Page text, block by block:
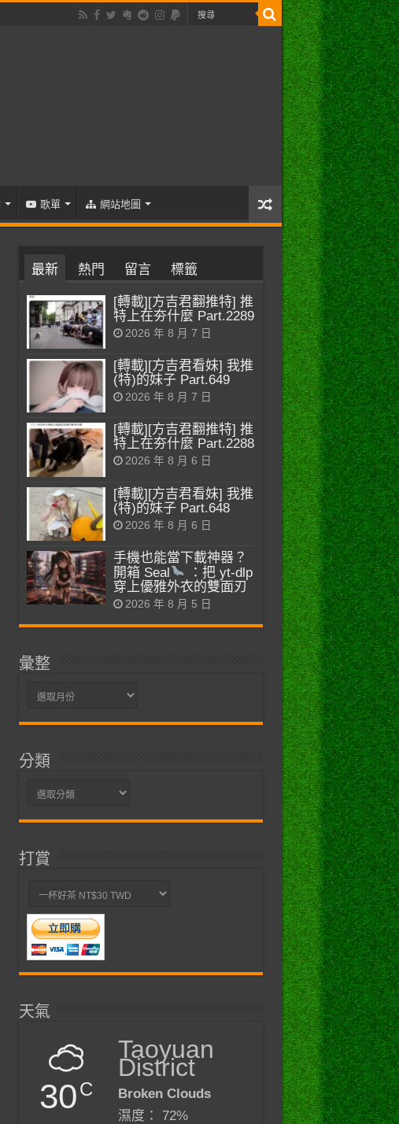
歌單 網站地圖
最新 熱門 留言 標籤
[轉載][方吉君翻推特] 推
特上在夯什麼 Part.2289
2026 年 8 月 7 日
[轉載][方吉君看妹] 我推
(特)的妹子 Part.649
2026 年 8 月 7 日
[轉載][方吉君翻推特] 推
特上在夯什麼 Part.2288
2026 年 8 月 6 日
[轉載][方吉君看妹] 我推
(特)的妹子 Part.648
2026 年 8 月 6 日
手機也能當下載神器？
開箱 Seal
：把 yt-dlp
穿上優雅外衣的雙面刃
2026 年 8 月 5 日
彙整
彙
分類
分
打賞
天氣
30C
Taoyuan
District
Broken Clouds
濕度： 72%